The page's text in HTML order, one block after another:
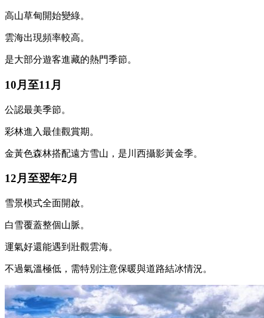
高山草甸開始變綠。
雲海出現頻率較高。
是大部分遊客進藏的熱門季節。
10月至11月
公認最美季節。
彩林進入最佳觀賞期。
金黃色森林搭配遠方雪山，是川西攝影黃金季。
12月至翌年2月
雪景模式全面開啟。
白雪覆蓋整個山脈。
運氣好還能遇到壯觀雲海。
不過氣溫極低，需特別注意保暖與道路結冰情況。